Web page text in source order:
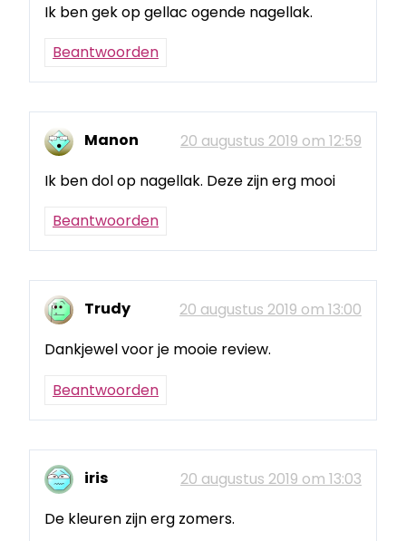
Ik ben gek op gellac ogende nagellak.
Beantwoorden
Manon
20 augustus 2019 om 12:59
Ik ben dol op nagellak. Deze zijn erg mooi
Beantwoorden
Trudy
20 augustus 2019 om 13:00
Dankjewel voor je mooie review.
Beantwoorden
iris
20 augustus 2019 om 13:03
De kleuren zijn erg zomers.